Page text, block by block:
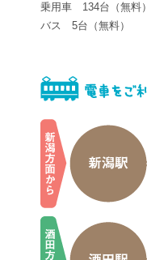
乗用車 134台（無料）
バス 5台（無料）